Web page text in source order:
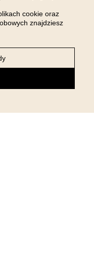
NA
cookie oraz
znajdziesz